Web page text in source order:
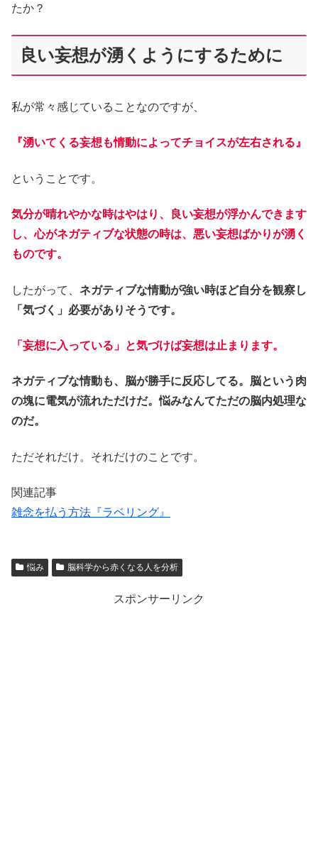
たか？
良い妄想が湧くようにするために
私が常々感じていることなのですが、
『湧いてくる妄想も情動によってチョイスが左右される』
ということです。
気分が晴れやかな時はやはり、良い妄想が浮かんできます
し、心がネガティブな状態の時は、悪い妄想ばかりが湧く
ものです。
したがって、 ネガティブな情動が強い時ほど自分を観察し
「気づく」必要がありそうです。
「妄想に入っている」と気づけば妄想は止まります。
ネガティブな情動も、脳が勝手に反応してる。脳という肉
の塊に電気が流れただけだ。悩みなんてただの脳内処理な
のだ。
ただそれだけ。それだけのことです。
関連記事
雑念を払う方法『ラベリング』
悩み 脳科学から赤くなる人を分析
スポンサーリンク